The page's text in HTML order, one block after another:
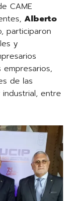
CAME
Alberto
participaron
y
de las
entre